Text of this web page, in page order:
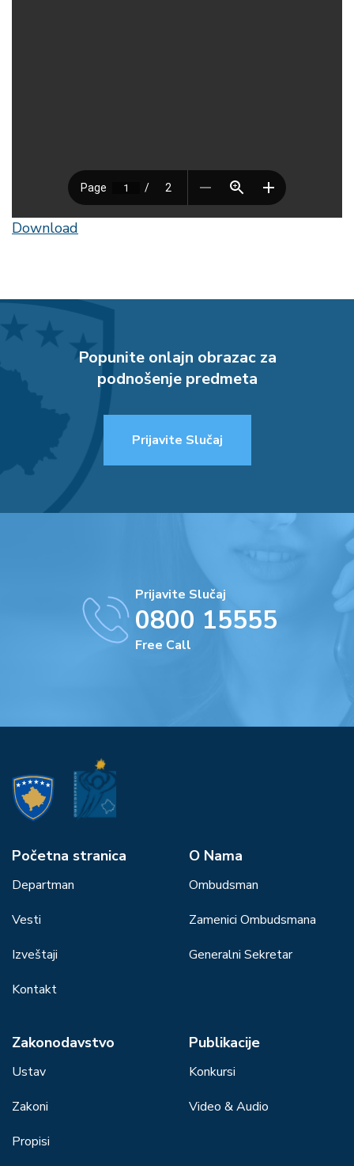
Download
Popunite onlajn obrazac za
podnošenje predmeta
Prijavite Slučaj
Prijavite Slučaj
0800 15555
Free Call
Početna stranica
Departman
Vesti
Izveštaji
Kontakt
О Nama
Ombudsman
Zamenici Ombudsmana
Generalni Sekretar
Zakonodavstvo
Ustav
Zakoni
Propisi
Publikacije
Konkursi
Video & Audio